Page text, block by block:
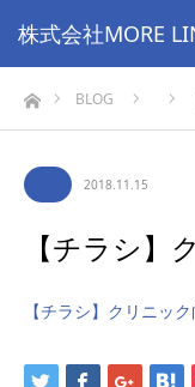
株式会社MORE
ホームBLOG
2018.11.15
【チラシ】
【チラシ】クリニッ